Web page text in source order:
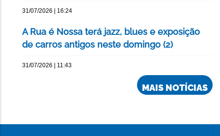
31/07/2026 | 16:24
A Rua é Nossa terá jazz, blues e exposição
de carros antigos neste domingo (2)
31/07/2026 | 11:43
MAIS NOTÍCIAS